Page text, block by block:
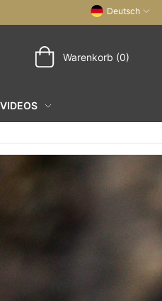
Deutsch
Warenkorb (0)